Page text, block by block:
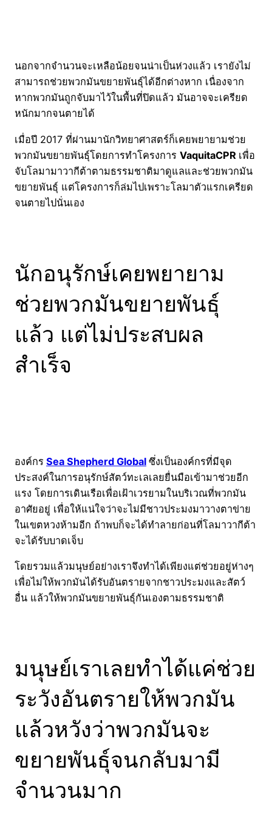
นอกจากจำนวนจะเหลือน้อยจนน่าเป็นห่วงแล้ว เรายังไม่
สามารถช่วยพวกมันขยายพันธุ์ได้อีกต่างหาก เนื่องจาก
หากพวกมันถูกจับมาไว้ในพื้นที่ปิดแล้ว มันอาจจะเครียด
หนักมากจนตายได้
เมื่อปี 2017 ที่ผ่านมานักวิทยาศาสตร์ก็เคยพยายามช่วย
พวกมันขยายพันธุ์โดยการทำโครงการ VaquitaCPR เพื่อ
จับโลมามาวากีต้าตามธรรมชาติมาดูแลและช่วยพวกมัน
ขยายพันธุ์ แต่โครงการก็ล่มไปเพราะโลมาตัวแรกเครียด
จนตายไปนั่นเอง
นักอนุรักษ์เคยพยายาม
ช่วยพวกมันขยายพันธุ์
แล้ว แต่ไม่ประสบผล
สำเร็จ
องค์กร Sea Shepherd Global ซึ่งเป็นองค์กรที่มีจุด
ประสงค์ในการอนุรักษ์สัตว์ทะเลเลยยื่นมือเข้ามาช่วยอีก
แรง โดยการเดินเรือเพื่อเฝ้าเวรยามในบริเวณที่พวกมัน
อาศัยอยู่ เพื่อให้แน่ใจว่าจะไม่มีชาวประมงมาวางตาข่าย
ในเขตหวงห้ามอีก ถ้าพบก็จะได้ทำลายก่อนที่โลมาวากีต้า
จะได้รับบาดเจ็บ
โดยรวมแล้วมนุษย์อย่างเราจึงทำได้เพียงแต่ช่วยอยู่ห่างๆ
เพื่อไม่ให้พวกมันได้รับอันตรายจากชาวประมงและสัตว์
อื่น แล้วให้พวกมันขยายพันธุ์กันเองตามธรรมชาติ
มนุษย์เราเลยทำได้แค่ช่วย
ระวังอันตรายให้พวกมัน
แล้วหวังว่าพวกมันจะ
ขยายพันธุ์จนกลับมามี
จำนวนมาก